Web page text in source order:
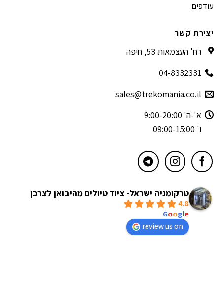
עודפים
יצירת קשר
רח' העצמאות 53, חיפה
04-8332331
sales@trekomania.co.il
א'-ה' 9:00-20:00
ו' 09:00-15:00
טרקומניה ישראל- ציוד טיולים מהיבואן לצרכן
4.8
Google
review us on